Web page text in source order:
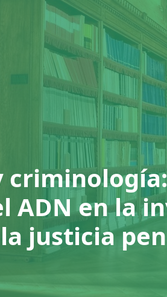
ADN en la
justicia